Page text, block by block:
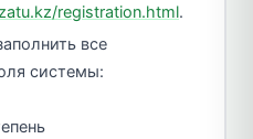
registration.html.
все
системы: